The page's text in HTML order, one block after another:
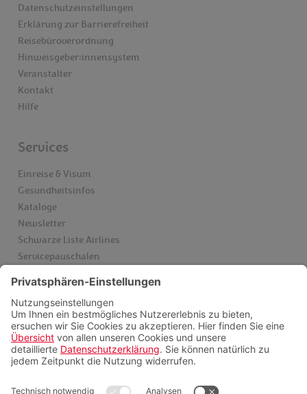
Datenschutzeinstellungen
Erklärung zur Barrierefreiheit
Reisebüroverordnung
Hinweisgeber:innensystem
Veranstalter
Kontakt
Hilfe
Services
Einreise & Visum
Gesundheitsinfos
Kataloge
Newsletter
Schwarze Liste Airlines
Servicepauschalen
Videoberatung
FAQ
Zahlungsmöglichkeiten